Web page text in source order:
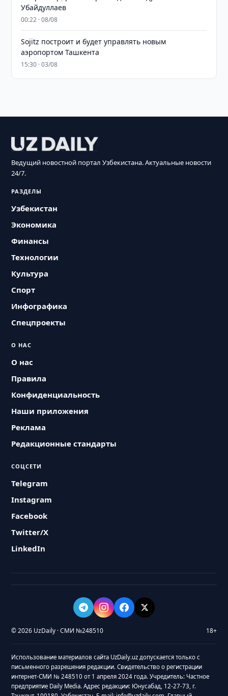
Убайдуллаев
00:22 · 08/08
Sojitz построит и будет управлять новым
аэропортом Ташкента
15:30 · 03/08
Ведущий новостной портал Узбекистана. Актуальные новости
24/7.
РАЗДЕЛЫ
Узбекистан
Экономика
Финансы
Технологии
Культура
Спорт
Инфографика
Спецпроекты
О НАС
О нас
Правила
Конфиденциальность
Наши приложения
Реклама
Редакционные стандарты
СОЦСЕТИ
Telegram
Instagram
Facebook
Twitter/X
LinkedIn
© 2026 UzDaily · СМИ №248510 18+
Использование материалов сайта UzDaily.uz допускается только с
письменного разрешения редакции. Свидетельство о регистрации
интернет-СМИ № 248510 от 1 апреля 2024 года. Учредитель: Частное
предприятие Daily Media. Адрес редакции: Юнусабад, 12-27-73, г.